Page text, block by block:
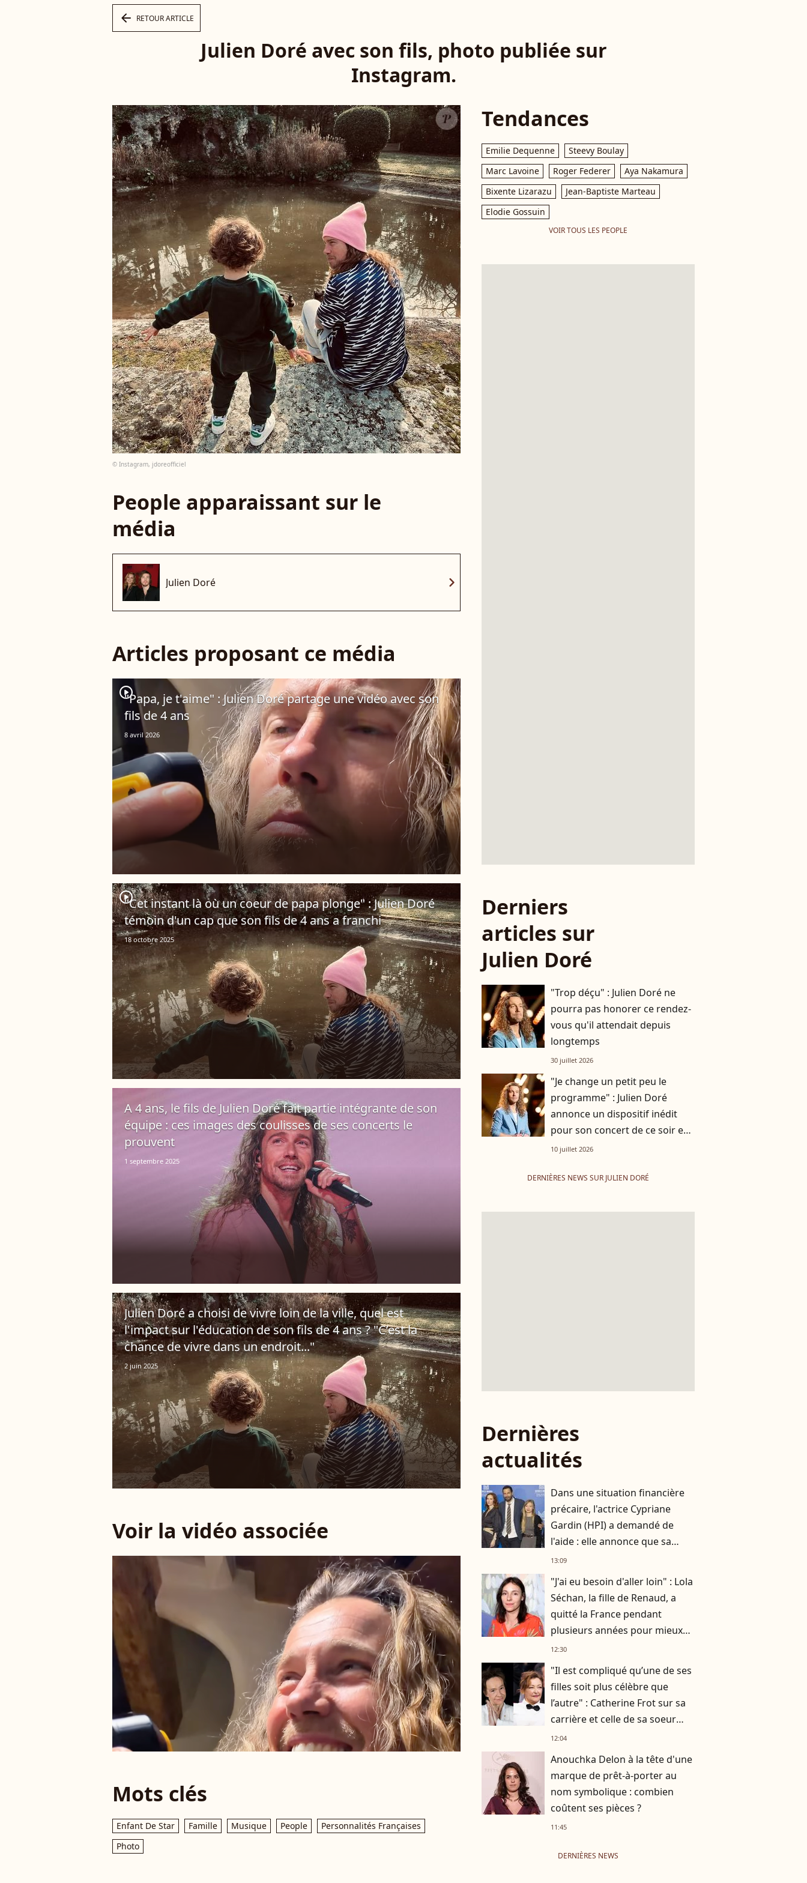
arrow_left RETOUR ARTICLE
Julien Doré avec son fils, photo publiée sur
Instagram.
© Instagram, jdoreofficiel
People apparaissant sur le
média
Julien Doré chevron_right
Articles proposant ce média
player2
"Papa, je t'aime" : Julien Doré partage une vidéo avec son
fils de 4 ans
8 avril 2026
player2
"Cet instant là où un coeur de papa plonge" : Julien Doré
témoin d'un cap que son fils de 4 ans a franchi
18 octobre 2025
A 4 ans, le fils de Julien Doré fait partie intégrante de son
équipe : ces images des coulisses de ses concerts le
prouvent
1 septembre 2025
Julien Doré a choisi de vivre loin de la ville, quel est
l'impact sur l'éducation de son fils de 4 ans ? "C’est la
chance de vivre dans un endroit..."
2 juin 2025
Voir la vidéo associée
Mots clés
Enfant De Star Famille Musique People
Personnalités Françaises
Photo
Tendances
Emilie Dequenne
Steevy Boulay
Marc Lavoine
Roger Federer
Aya Nakamura
Bixente Lizarazu
Jean-Baptiste Marteau
Elodie Gossuin
VOIR TOUS LES PEOPLE
Derniers
articles sur
Julien Doré
"Trop déçu" : Julien Doré ne
pourra pas honorer ce rendez-
vous qu'il attendait depuis
longtemps
30 juillet 2026
"Je change un petit peu le
programme" : Julien Doré
annonce un dispositif inédit
pour son concert de ce soir en
Belgique
10 juillet 2026
DERNIÈRES NEWS SUR JULIEN DORÉ
Dernières
actualités
Dans une situation financière
précaire, l'actrice Cypriane
Gardin (HPI) a demandé de
l'aide : elle annonce que sa
cagnotte dépasse déjà les 5 000
13:09
"J'ai eu besoin d'aller loin" : Lola
Séchan, la fille de Renaud, a
quitté la France pendant
plusieurs années pour mieux
se retrouver
12:30
"Il est compliqué qu’une de ses
filles soit plus célèbre que
l’autre" : Catherine Frot sur sa
carrière et celle de sa soeur
Dominique avec qui elle a
12:04
Anouchka Delon à la tête d'une
marque de prêt-à-porter au
nom symbolique : combien
coûtent ses pièces ?
11:45
DERNIÈRES NEWS